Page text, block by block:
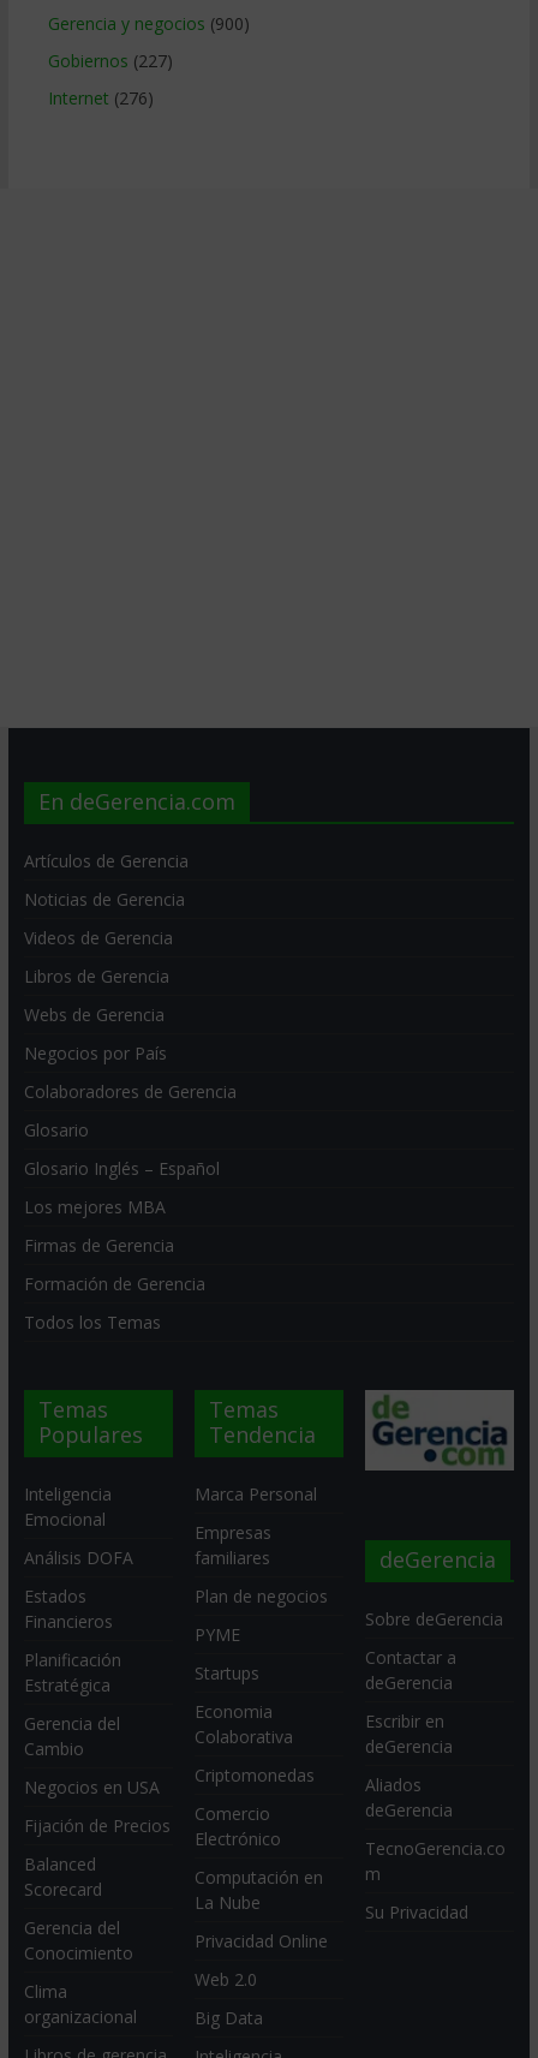
Gerencia y negocios (900)
Gobiernos (227)
Internet (276)
En deGerencia.com
Artículos de Gerencia
Noticias de Gerencia
Videos de Gerencia
Libros de Gerencia
Webs de Gerencia
Negocios por País
Colaboradores de Gerencia
Glosario
Glosario Inglés – Español
Los mejores MBA
Firmas de Gerencia
Formación de Gerencia
Todos los Temas
Temas
Populares
Inteligencia
Emocional
Análisis DOFA
Estados
Financieros
Planificación
Estratégica
Gerencia del
Cambio
Negocios en USA
Fijación de Precios
Balanced
Scorecard
Gerencia del
Conocimiento
Clima
organizacional
Temas
Tendencia
Marca Personal
Empresas
familiares
Plan de negocios
PYME
Startups
Economia
Colaborativa
Criptomonedas
Comercio
Electrónico
Computación en
La Nube
Privacidad Online
Web 2.0
Big Data
deGerencia
Sobre deGerencia
Contactar a
deGerencia
Escribir en
deGerencia
Aliados
deGerencia
TecnoGerencia.co
m
Su Privacidad